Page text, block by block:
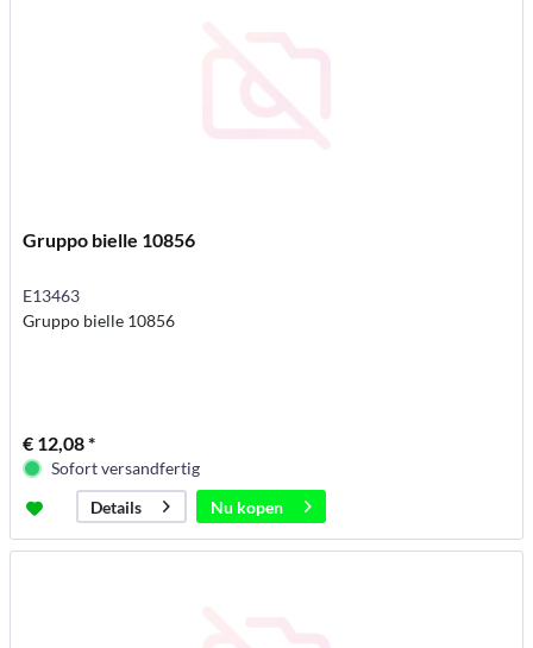
Gruppo bielle 10856
E13463
Gruppo bielle 10856
€ 12,08 *
Sofort versandfertig
Details
Nu kopen